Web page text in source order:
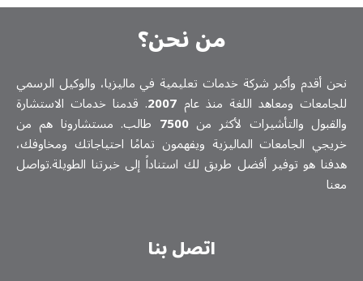
من نحن؟
نحن أقدم وأكبر شركة خدمات تعلیمیة في ماليزيا، والوكيل الرسمي
للجامعات ومعاهد اللغة منذ عام 2007. قدمنا خدمات الاستشارة
والقبول والتأشيرات لأكثر من7500 طالب. مستشارونا هم من
خريجي الجامعات الماليزية ويفهمون تمامًا احتياجاتك ومخاوفك،
هدفنا هو توفير أفضل طريق لك استناداً إلى خبرتنا الطويلة.تواصل
معنا
اتصل بنا